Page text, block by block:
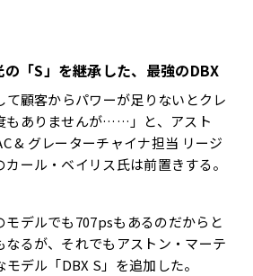
の「S」を継承した、最強のDBX
て顧客からパワーが足りないとクレ
もありませんが……」と、アスト
& グレーターチャイナ担当 リージ
ール・ベイリス氏は前置きする。
モデルでも707psもあるのだからと
るが、それでもアストン・マーテ
デル「DBX S」を追加した。